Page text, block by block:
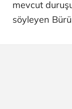
mevcut
söyleyen